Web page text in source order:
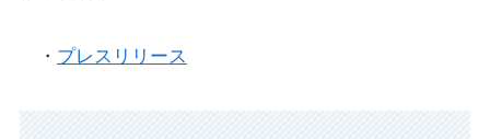
・ プレスリリース